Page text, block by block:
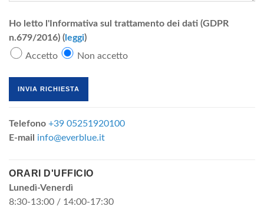
Ho letto l'Informativa sul trattamento dei dati (GDPR
n.679/2016) ( leggi)
Accetto
Non accetto
Telefono +39 05251920100
E-mail
info@everblue.it
ORARI D'UFFICIO
Lunedì-Venerdì
8:30-13:00 / 14:00-17:30